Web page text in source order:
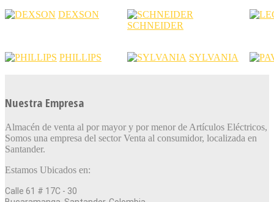
DEXSON
SCHNEIDER
PHILLIPS SYLVANIA
Nuestra Empresa
Almacén de venta al por mayor y por menor de Artículos Eléctricos,
Somos una empresa del sector Venta al consumidor, localizada en
Santander.
Estamos Ubicados en:
Calle 61 # 17C - 30